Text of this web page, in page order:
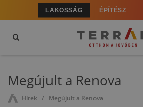
LAKOSSÁG ÉPÍTÉSZ
Megújult a Renova
Hírek Megújult a Renova